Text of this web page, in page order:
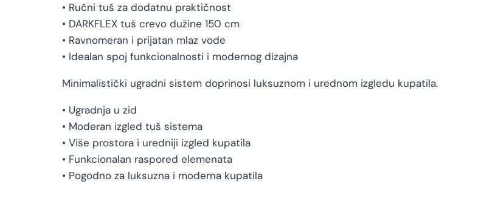
• Ručni tuš za dodatnu praktičnost
• DARKFLEX tuš crevo dužine 150 cm
• Ravnomeran i prijatan mlaz vode
• Idealan spoj funkcionalnosti i modernog dizajna
Minimalistički ugradni sistem doprinosi luksuznom i urednom izgledu kupatila.
• Ugradnja u zid
• Moderan izgled tuš sistema
• Više prostora i uredniji izgled kupatila
• Funkcionalan raspored elemenata
• Pogodno za luksuzna i moderna kupatila